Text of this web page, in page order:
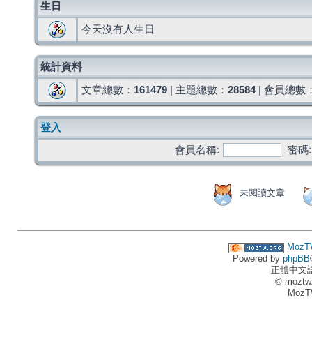
生日
今天沒有人生日
統計資料
文章總數： 161479 | 主題總數： 28584| 會員總數
登入
會員名稱:
密碼:
未閱讀文章
Powered by phpBB
正體中文
©